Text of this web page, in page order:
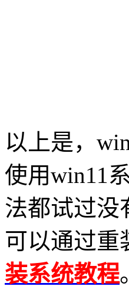
以上是，
使用win11
法都试过没
可以通过重
装系统教程